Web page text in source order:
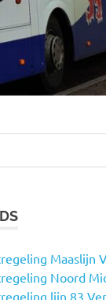
Maaslijn
Noord
lijn 83